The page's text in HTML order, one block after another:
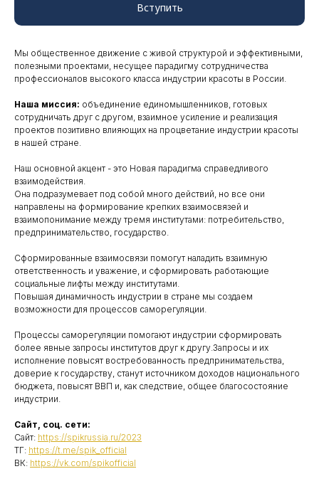
Вступить
Мы общественное движение с живой структурой и эффективными,
полезными проектами, несущее парадигму сотрудничества
профессионалов высокого класса индустрии красоты в России.
Наша миссия: объединение единомышленников, готовых
сотрудничать друг с другом, взаимное усиление и реализация
проектов позитивно влияющих на процветание индустрии красоты
в нашей стране.
Наш основной акцент - это Новая парадигма справедливого
взаимодействия.
Она подразумевает под собой много действий, но все они
направлены на формирование крепких взаимосвязей и
взаимопонимание между тремя институтами: потребительство,
предпринимательство, государство.
Сформированные взаимосвязи помогут наладить взаимную
ответственность и уважение, и сформировать работающие
социальные лифты между институтами.
Повышая динамичность индустрии в стране мы создаем
возможности для процессов саморегуляции.
Процессы саморегуляции помогают индустрии сформировать
более явные запросы институтов друг к другу.Запросы и их
исполнение повысят востребованность предпринимательства,
доверие к государству, станут источником доходов национального
бюджета, повысят ВВП и, как следствие, общее благосостояние
индустрии.
Сайт, соц. сети:
Сайт: https://spikrussia.ru/2023
ТГ: https://t.me/spik_official
ВК: https://vk.com/spikofficial